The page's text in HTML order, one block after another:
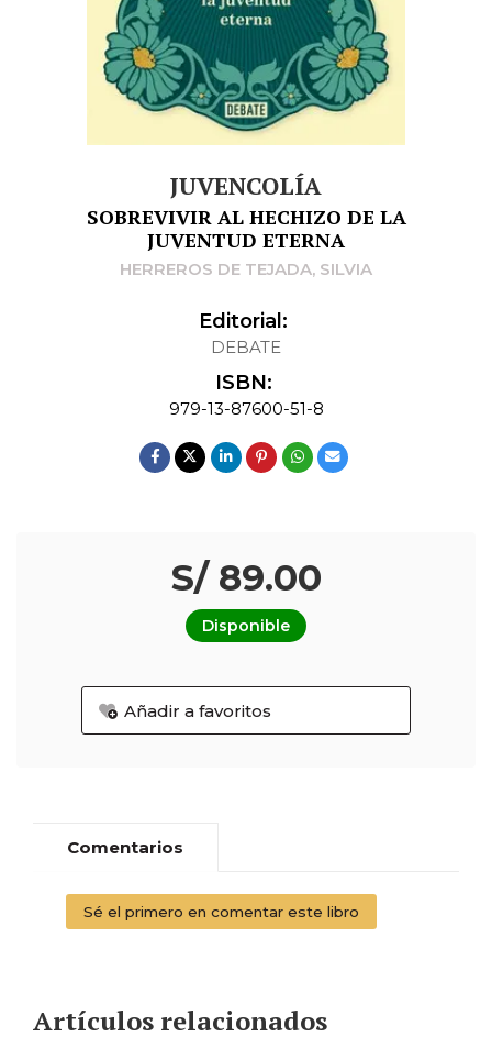
JUVENCOLÍA
SOBREVIVIR AL HECHIZO DE LA
JUVENTUD ETERNA
HERREROS DE TEJADA, SILVIA
Editorial:
DEBATE
ISBN:
979-13-87600-51-8
S/ 89.00
Disponible
Añadir a favoritos
Comentarios
Sé el primero en comentar este libro
Artículos relacionados